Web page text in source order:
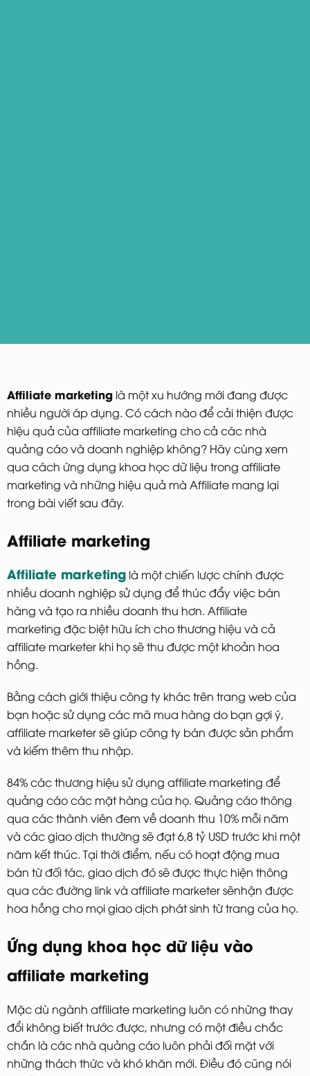
Affiliate marketing là một xu hướng mới đang được
nhiều người áp dụng. Có cách nào để cải thiện được
hiệu quả của affiliate marketing cho cả các nhà
quảng cáo và doanh nghiệp không? Hãy cùng xem
qua cách ứng dụng khoa học dữ liệu trong affiliate
marketing và những hiệu quả mà Affiliate mang lại
trong bài viết sau đây.
Affiliate marketing
Affiliate marketing là một chiến lược chính được
nhiều doanh nghiệp sử dụng để thúc đẩy việc bán
hàng và tạo ra nhiều doanh thu hơn. Affiliate
marketing đặc biệt hữu ích cho thương hiệu và cả
affiliate marketer khi họ sẽ thu được một khoản hoa
hồng.
Bằng cách giới thiệu công ty khác trên trang web của
bạn hoặc sử dụng các mã mua hàng do bạn gợi ý,
affiliate marketer sẽ giúp công ty bán được sản phẩm
và kiếm thêm thu nhập.
84% các thương hiệu sử dụng affiliate marketing để
quảng cáo các mặt hàng của họ. Quảng cáo thông
qua các thành viên đem về doanh thu 10% mỗi năm
và các giao dịch thường sẽ đạt 6,8 tỷ USD trước khi một
năm kết thúc. Tại thời điểm, nếu có hoạt động mua
bán từ đối tác, giao dịch đó sẽ được thực hiện thông
qua các đường link và affiliate marketer sẽnhận được
hoa hồng cho mọi giao dịch phát sinh từ trang của họ.
Ứng dụng khoa học dữ liệu vào
affiliate marketing
Mặc dù ngành affiliate marketing luôn có những thay
đổi không biết trước được, nhưng có một điều chắc
chắn là các nhà quảng cáo luôn phải đối mặt với
những thách thức và khó khăn mới. Điều đó cũng nói